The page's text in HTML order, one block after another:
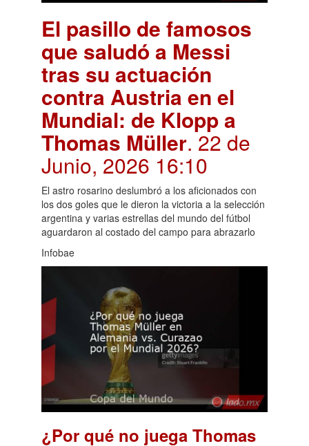
El pasillo de famosos
que saludó a Messi
tras su actuación
contra Austria en el
Mundial: de Klopp a
Thomas Müller. 22 de
Junio, 2026 16:10
El astro rosarino deslumbró a los aficionados con
los dos goles que le dieron la victoria a la selección
argentina y varias estrellas del mundo del fútbol
aguardaron al costado del campo para abrazarlo
Infobae
¿Por qué no juega Thomas